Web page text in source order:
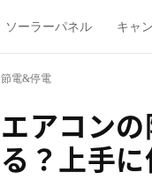
ソーラーパネル キャ
節電&停電
エアコン
る？上手